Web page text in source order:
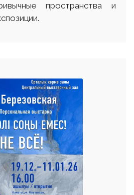
пространства и